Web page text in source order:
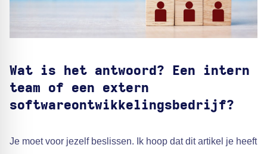
Wat is het antwoord? Een intern
team of een extern
softwareontwikkelingsbedrijf?
Je moet voor jezelf beslissen. Ik hoop dat dit artikel je heeft